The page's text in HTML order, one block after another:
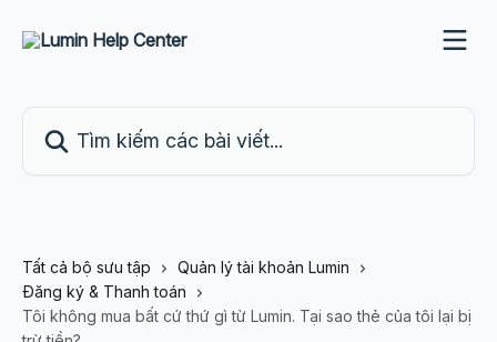
Tất cả bộ sưu tập
Quản lý tài khoản Lumin
Đăng ký & Thanh toán
Tôi không mua bất cứ thứ gì từ Lumin. Tại sao thẻ của tôi lại bị